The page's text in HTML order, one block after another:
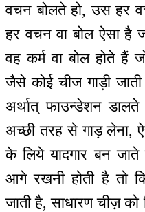
वचन बोलते हो, उस हर
हर वचन वा बोल ऐसा है
वह कर्म वा बोल होते हैं
जैसे कोई चीज गाड़ी
अर्थात् फाउन्डेशन
अच्छी तरह से गाड़ लेना,
के लिये यादगार बन
आगे रखनी होती है तो
जाती है, साधारण चीज़